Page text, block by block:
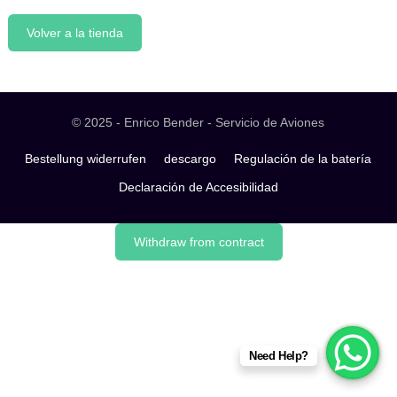
Volver a la tienda
© 2025 - Enrico Bender - Servicio de Aviones
Bestellung widerrufen descargo
Regulación de la batería
Declaración de Accesibilidad
Withdraw from contract
Need Help?